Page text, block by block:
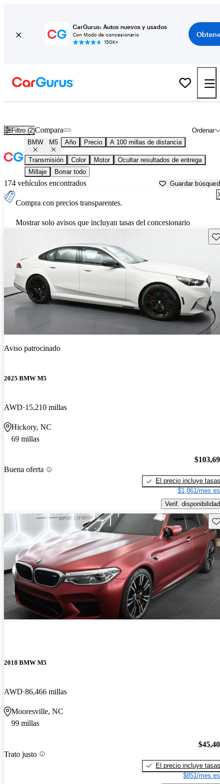
CarGurus: Autos nuevos y usados
Con Modo de concesionario
150K+
Filtro (2) Ordenar
Compara
BMW M5 Año Precio A 100 millas de distancia
Transmisión Color Motor
Ocultar resultados de entrega
Millaje
Borrar todo
174 vehículos encontrados Guardar
Compra con precios transparentes.
Mostrar solo avisos que incluyan tasas del concesionario
Aviso patrocinado
2025 BMW M5
AWD 15,210 millas
Hickory, NC
69 millas
Buena oferta
El precio incluye tasas
$1,861/mes
Verif. disponibilidad
2018 BMW M5
AWD 86,466 millas
Mooresville, NC
99 millas
Trato justo
El precio incluye tasas
$851/mes